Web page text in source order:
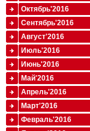
Октябрь'2016
Сентябрь'2016
Август'2016
Июль'2016
Июнь'2016
Май'2016
Апрель'2016
Март'2016
Февраль'2016